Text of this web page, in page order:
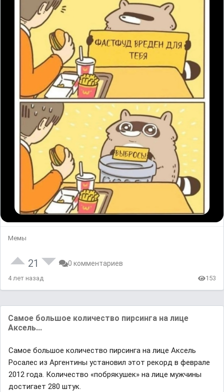
Мемы
21 0 комментариев
4 лет назад 153
Самое большое количество пирсинга на лице
Аксель...
Самое большое количество пирсинга на лице Аксель
Росалес из Аргентины установил этот рекорд в феврале
2012 года. Количество «побрякушек» на лице мужчины
достигает 280 штук.